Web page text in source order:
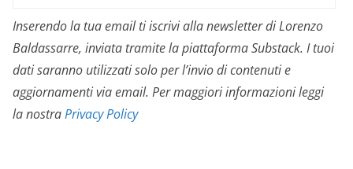
Inserendo la tua email ti iscrivi alla newsletter di Lorenzo
Baldassarre, inviata tramite la piattaforma Substack. I tuoi
dati saranno utilizzati solo per l’invio di contenuti e
aggiornamenti via email. Per maggiori informazioni leggi
la nostraPrivacy Policy